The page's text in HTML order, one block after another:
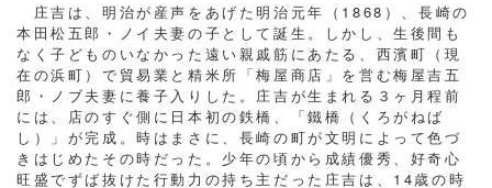
庄吉は、明治が産声をあげた明治元年（1868）、長崎の
本田松五郎・ノイ夫妻の子として誕生。しかし、生後間も
なく子どものいなかった遠い親戚筋にあたる、西濱町（現
在の浜町）で貿易業と精米所「梅屋商店」を営む梅屋吉五
郎・ノブ夫妻に養子入りした。庄吉が生まれる３ヶ月程前
には、店のすぐ側に日本初の鉄橋、「鐵橋（くろがねば
し）」が完成。時はまさに、長崎の町が文明によって色づ
きはじめたその時だった。少年の頃から成績優秀、好奇心
旺盛でずば抜けた行動力の持ち主だった庄吉は、14歳の時